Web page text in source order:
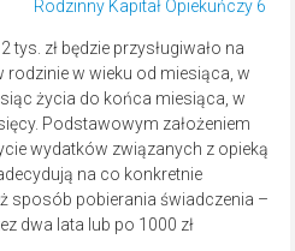
zł będzie przysługiwało na
rodzinie w wieku od miesiąca, w
życia do końca miesiąca, w
Podstawowym założeniem
wydatków związanych z opieką
na co konkretnie
sposób pobierania świadczenia –
dwa lata lub po 1000 zł